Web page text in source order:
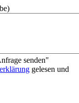
senden"
gelesen und